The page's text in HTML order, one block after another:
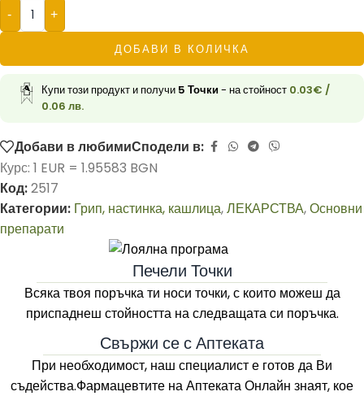
- +
ДОБАВИ В КОЛИЧКА
Купи този продукт и получи 5 Точки- на стойност 0.03€ /
0.06 лв.
Добави в любимиСподели в:
Курс: 1 EUR = 1.95583 BGN
Код:2517
Категории: Грип, настинка, кашлица,ЛЕКАРСТВА,Основни
препарати
Печели Точки
Всяка твоя поръчка ти носи точки, с които можеш да
приспаднеш стойността на следващата си поръчка.
Свържи се с Аптеката
При необходимост, наш специалист е готов да Ви
съдейства.Фармацевтите наАптеката Онлайн знаят, кое